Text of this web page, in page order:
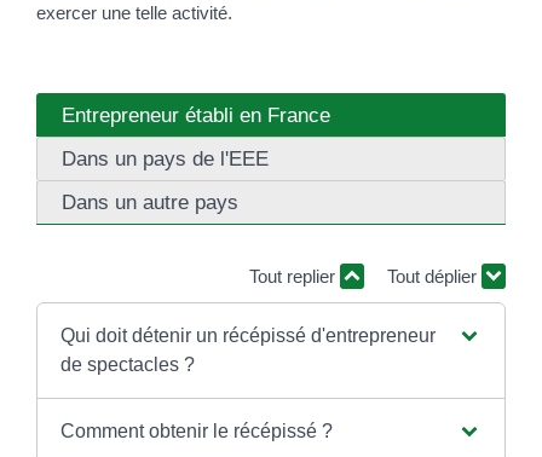
exercer une telle activité.
Entrepreneur établi en France
Dans un pays de l'EEE
Dans un autre pays
Tout replier Tout déplier
Qui doit détenir un récépissé d'entrepreneur
de spectacles ?
Comment obtenir le récépissé ?